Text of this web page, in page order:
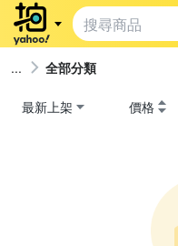
全部分類
最新上架 價格